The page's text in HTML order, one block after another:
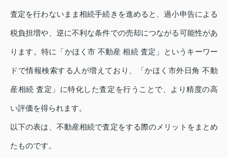
査定を行わないまま相続手続きを進めると、過小申告による
税負担増や、逆に不利な条件での売却につながる可能性があ
ります。特に「かほく市 不動産 相続 査定」というキーワー
ドで情報検索する人が増えており、「かほく市外日角 不動
産相続 査定」に特化した査定を行うことで、より精度の高
い評価を得られます。
以下の表は、不動産相続で査定をする際のメリットをまとめ
たものです。